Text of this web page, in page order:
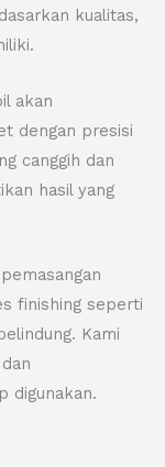
kualitas,
akan
dengan presisi
canggih dan
hasil yang
finishing seperti
Kami
digunakan.